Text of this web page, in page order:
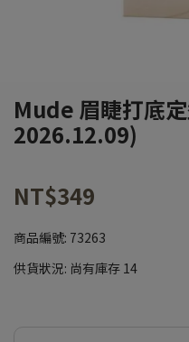
Mude 眉睫打底
2026.12.09)
NT$349
商品編號: 73263
供貨狀況: 尚有庫存 14